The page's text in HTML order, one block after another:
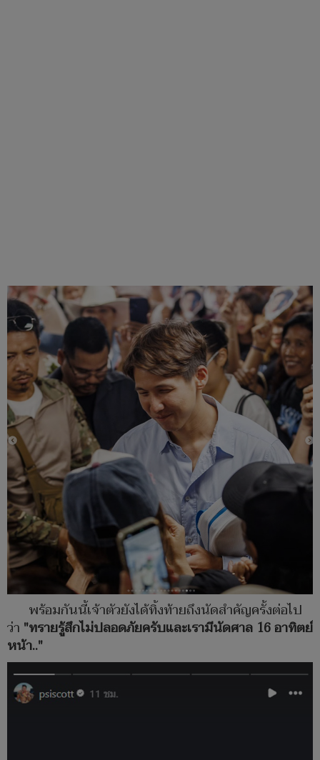
พร้อมกันนี้เจ้าตัวยังได้ทิ้งท้ายถึงนัดสำคัญครั้งต่อไป
ว่า "ทรายรู้สึกไม่ปลอดภัยครับและเรามีนัดศาล 16 อาทิตย์
หน้า.."